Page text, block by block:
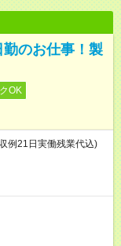
のお仕事！製
OK
例21日実働残業代込)